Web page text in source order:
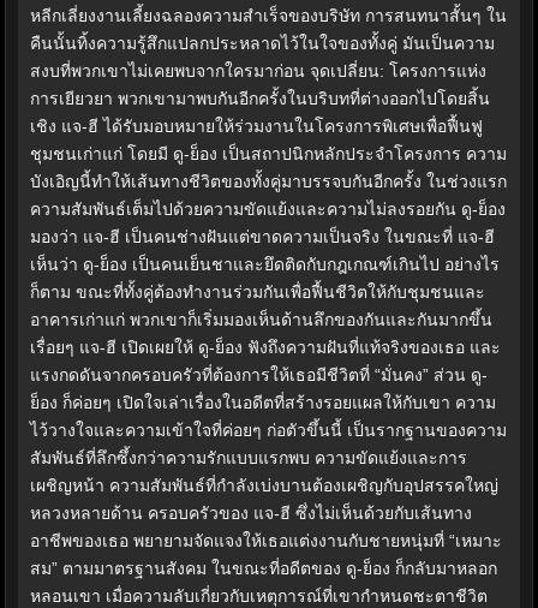
หลีกเลี่ยงงานเลี้ยงฉลองความสำเร็จของบริษัท การสนทนาสั้นๆ ใน
คืนนั้นทิ้งความรู้สึกแปลกประหลาดไว้ในใจของทั้งคู่ มันเป็นความ
สงบที่พวกเขาไม่เคยพบจากใครมาก่อน จุดเปลี่ยน: โครงการแห่ง
การเยียวยา พวกเขามาพบกันอีกครั้งในบริบทที่ต่างออกไปโดยสิ้น
เชิง แจ-ฮี ได้รับมอบหมายให้ร่วมงานในโครงการพิเศษเพื่อฟื้นฟู
ชุมชนเก่าแก่ โดยมี ดู-ย็อง เป็นสถาปนิกหลักประจำโครงการ ความ
บังเอิญนี้ทำให้เส้นทางชีวิตของทั้งคู่มาบรรจบกันอีกครั้ง ในช่วงแรก
ความสัมพันธ์เต็มไปด้วยความขัดแย้งและความไม่ลงรอยกัน ดู-ย็อง
มองว่า แจ-ฮี เป็นคนช่างฝันแต่ขาดความเป็นจริง ในขณะที่ แจ-ฮี
เห็นว่า ดู-ย็อง เป็นคนเย็นชาและยึดติดกับกฎเกณฑ์เกินไป อย่างไร
ก็ตาม ขณะที่ทั้งคู่ต้องทำงานร่วมกันเพื่อฟื้นชีวิตให้กับชุมชนและ
อาคารเก่าแก่ พวกเขาก็เริ่มมองเห็นด้านลึกของกันและกันมากขึ้น
เรื่อยๆ แจ-ฮี เปิดเผยให้ ดู-ย็อง ฟังถึงความฝันที่แท้จริงของเธอ และ
แรงกดดันจากครอบครัวที่ต้องการให้เธอมีชีวิตที่ “มั่นคง” ส่วน ดู-
ย็อง ก็ค่อยๆ เปิดใจเล่าเรื่องในอดีตที่สร้างรอยแผลให้กับเขา ความ
ไว้วางใจและความเข้าใจที่ค่อยๆ ก่อตัวขึ้นนี้ เป็นรากฐานของความ
สัมพันธ์ที่ลึกซึ้งกว่าความรักแบบแรกพบ ความขัดแย้งและการ
เผชิญหน้า ความสัมพันธ์ที่กำลังเบ่งบานต้องเผชิญกับอุปสรรคใหญ่
หลวงหลายด้าน ครอบครัวของ แจ-ฮี ซึ่งไม่เห็นด้วยกับเส้นทาง
อาชีพของเธอ พยายามจัดแจงให้เธอแต่งงานกับชายหนุ่มที่ “เหมาะ
สม” ตามมาตรฐานสังคม ในขณะที่อดีตของ ดู-ย็อง ก็กลับมาหลอก
หลอนเขา เมื่อความลับเกี่ยวกับเหตุการณ์ที่เขากำหนดชะตาชีวิต